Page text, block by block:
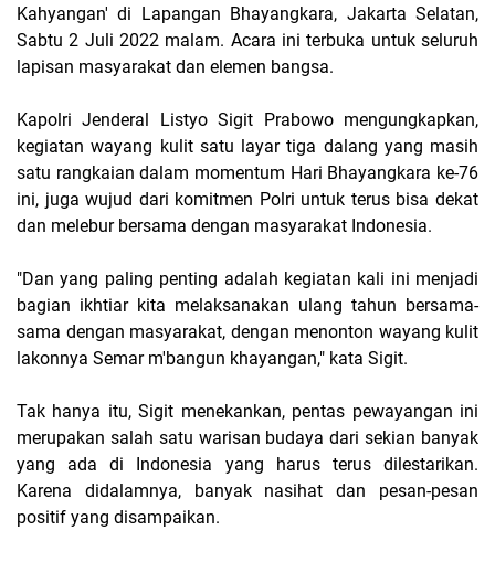
Kahyangan' di Lapangan Bhayangkara, Jakarta Selatan,
Sabtu 2 Juli 2022 malam. Acara ini terbuka untuk seluruh
lapisan masyarakat dan elemen bangsa.
Kapolri Jenderal Listyo Sigit Prabowo mengungkapkan,
kegiatan wayang kulit satu layar tiga dalang yang masih
satu rangkaian dalam momentum Hari Bhayangkara ke-76
ini, juga wujud dari komitmen Polri untuk terus bisa dekat
dan melebur bersama dengan masyarakat Indonesia.
"Dan yang paling penting adalah kegiatan kali ini menjadi
bagian ikhtiar kita melaksanakan ulang tahun bersama-
sama dengan masyarakat, dengan menonton wayang kulit
lakonnya Semar m'bangun khayangan," kata Sigit.
Tak hanya itu, Sigit menekankan, pentas pewayangan ini
merupakan salah satu warisan budaya dari sekian banyak
yang ada di Indonesia yang harus terus dilestarikan.
Karena didalamnya, banyak nasihat dan pesan-pesan
positif yang disampaikan.